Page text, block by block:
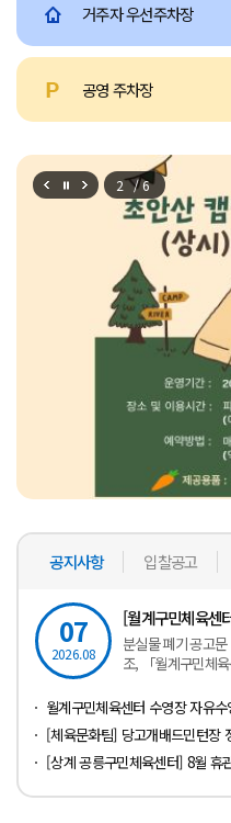
거주자우선주차장
공영주차장
2/6
공지사항 입찰공고
07
2026.08
[월계구민체육센
분실물 폐기 공고문 「민법」 제253조, 「유실물법」 제12
조, 「월계구민체
보관기간이 경과한 물
가. 보관장소: 월계구민체육센터 나.
(4월~6월) 다. 폐기일자: 2027. 2. 9.(화) 라. 물품내역: 의류 외
5종 2. 내 용 가. 분실물의 확인 및 반환을 원하는 자는 폐기일
아가시기 바랍니다. 나. 공고에 분실물 사진을 첨
[체육문화팀] 당고개배드민턴장
[상계 공릉구민체육센터] 8월 휴